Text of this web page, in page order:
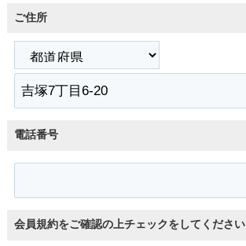
ご住所
電話番号
会員規約をご確認の上チェックをしてください